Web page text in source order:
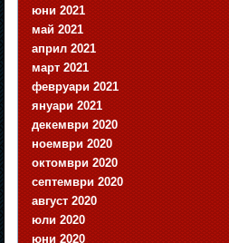
юни 2021
май 2021
април 2021
март 2021
февруари 2021
януари 2021
декември 2020
ноември 2020
октомври 2020
септември 2020
август 2020
юли 2020
юни 2020